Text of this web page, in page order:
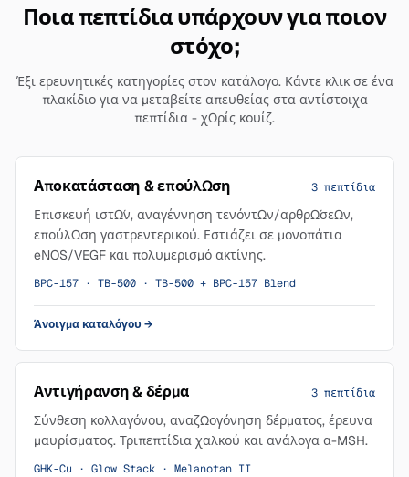
Ποια πεπτίδια υπάρχουν για ποιον
στόχο;
Έξι ερευνητικές κατηγορίες στον κατάλογο. Κάντε κλικ σε ένα
πλακίδιο για να μεταβείτε απευθείας στα αντίστοιχα
πεπτίδια - χωρίς κουίζ.
Αποκατάσταση & επούλωση 3 πεπτίδια
Επισκευή ιστών, αναγέννηση τενόντων/αρθρώσεων,
επούλωση γαστρεντερικού. Εστιάζει σε μονοπάτια
eNOS/VEGF και πολυμερισμό ακτίνης.
BPC-157 · TB-500 · TB-500 + BPC-157 Blend
Άνοιγμα καταλόγου →
Αντιγήρανση & δέρμα 3 πεπτίδια
Σύνθεση κολλαγόνου, αναζωογόνηση δέρματος, έρευνα
μαυρίσματος. Τριπεπτίδια χαλκού και ανάλογα α-MSH.
GHK-Cu · Glow Stack · Melanotan II